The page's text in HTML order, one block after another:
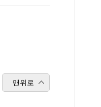
맨위로